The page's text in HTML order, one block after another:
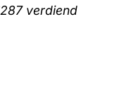
verdiend